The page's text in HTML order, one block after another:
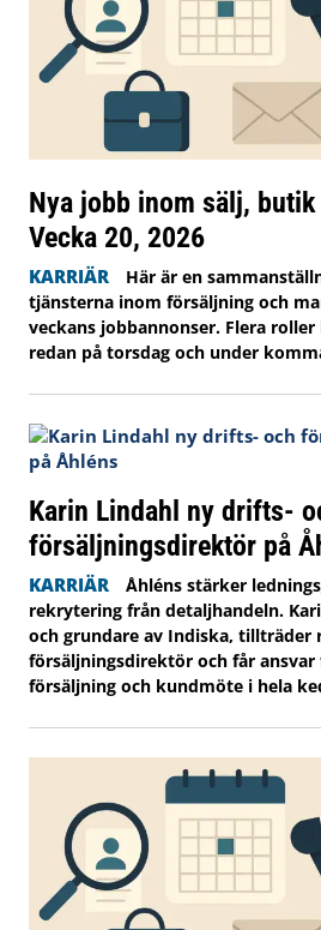
Nya jobb inom sälj,
Vecka 20, 2026
KARRIÄR
Här är en
tjänsterna inom försäljning och
veckans jobbannonser. Flera
redan på torsdag och under
Karin Lindahl ny drifts-
försäljningsdirektör på
KARRIÄR
Åhléns stärker
rekrytering från detaljhandeln.
och grundare av Indiska, tillträder
försäljningsdirektör och får
försäljning och kundmöte i hela